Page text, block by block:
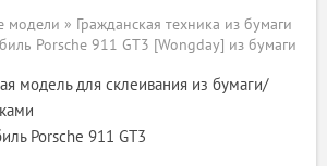
модели » Гражданская техника из бумаги
Porsche 911 GT3 [Wongday] из бумаги
модель для склеивания из бумаги/
Porsche 911 GT3